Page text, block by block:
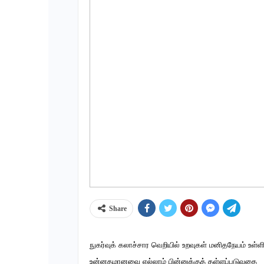
Share
நுகர்வுக் கலாச்சார வெறியில் உறவுகள் மனிதநேயம்
உன்னதமானவை எல்லாம் பின்னுக்குத் தள்ளப்படுவதை